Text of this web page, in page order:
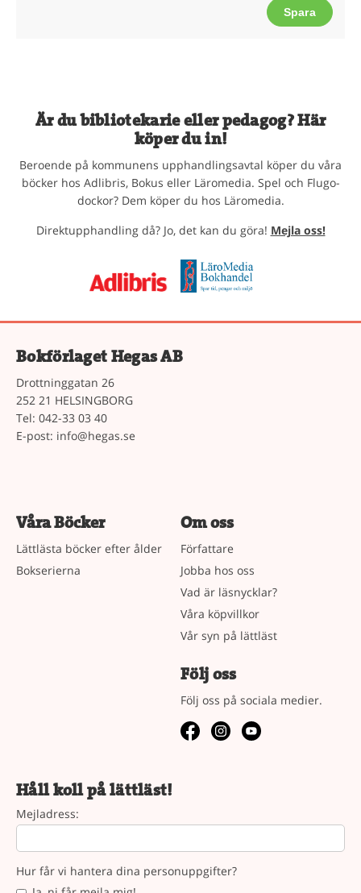
Är du bibliotekarie eller pedagog? Här
köper du in!
Beroende på kommunens upphandlingsavtal köper du våra
böcker hos Adlibris, Bokus eller Läromedia. Spel och Flugo-
dockor? Dem köper du hos Läromedia.
Direktupphandling då? Jo, det kan du göra! Mejla oss!
Bokförlaget Hegas AB
Drottninggatan 26
252 21 HELSINGBORG
Tel: 042-33 03 40
E-post: info@hegas.se
Våra Böcker
Lättlästa böcker efter ålder
Bokserierna
Om oss
Författare
Jobba hos oss
Vad är läsnycklar?
Våra köpvillkor
Vår syn på lättläst
Följ oss
Följ oss på sociala medier.
Håll koll på lättläst!
Mejladress:
Hur får vi hantera dina personuppgifter?